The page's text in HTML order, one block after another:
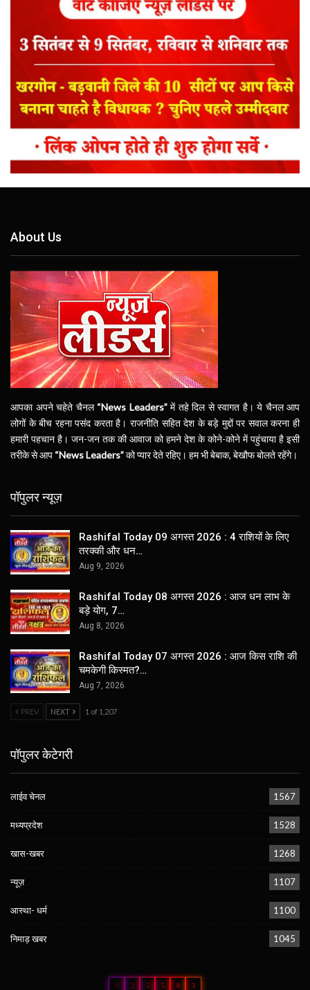
About Us
आपका अपने चहेते चैनल “News Leaders”में तहे दिल से स्वागत है। ये चैनल आप
लोगों के बीच रहना पसंद करता है। राजनीति सहित देश के बड़े मुद्दों पर सवाल करना ही
हमारी पहचान है। जन-जन तक की आवाज को हमने देश के कोने-कोने में पहुंचाया है इसी
तरीके से आप “News Leaders”को प्यार देते रहिए। हम भी बेबाक, बेखौफ बोलते रहेंगे।
पॉपुलर न्यूज़
Rashifal Today 09 अगस्त 2026 : 4 राशियों के लिए
तरक्की और धन…
Aug 9, 2026
Rashifal Today 08 अगस्त 2026 : आज धन लाभ के
बड़े योग, 7…
Aug 8, 2026
Rashifal Today 07 अगस्त 2026 : आज किस राशि की
चमकेगी किस्मत?…
Aug 7, 2026
PREV NEXT 1 of 1,207
पॉपुलर केटेगरी
लाईव चेनल 1567
मध्यप्रदेश 1528
खास-खबर 1268
न्यूज़ 1107
आस्था- धर्म 1100
निमाड़ खबर 1045
0 2 5 5 0 3